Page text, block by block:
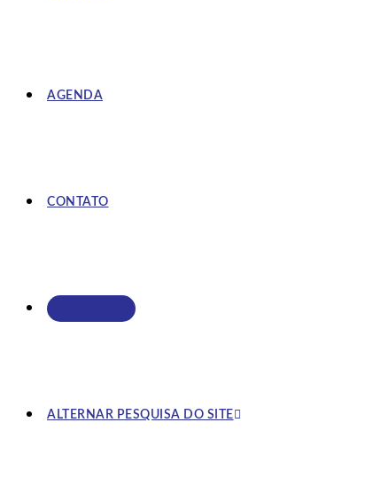
AGENDA
CONTATO
ALTERNAR PESQUISA DO SITE